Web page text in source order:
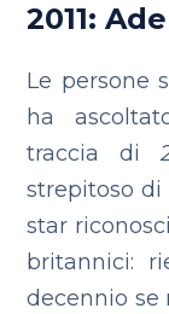
2011:
Le persone
ha
traccia di
strepitoso di
star
britannici:
decennio se